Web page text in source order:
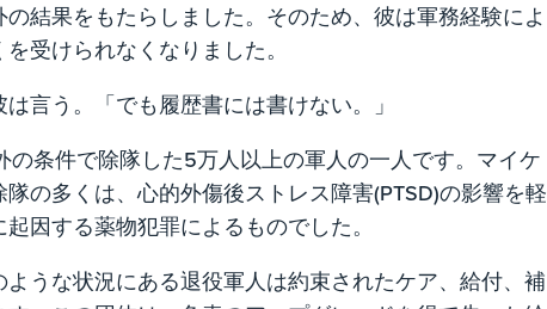
結果をもたらしました。そのため、彼は軍務経験によ
受けられなくなりました。
言う。「でも履歴書には書けない。」
の条件で除隊した5万人以上の軍人の一人です。マイケ
の多くは、心的外傷後ストレス障害(PTSD)の影響を軽
因する薬物犯罪によるものでした。
うな状況にある退役軍人は約束されたケア、給付、補